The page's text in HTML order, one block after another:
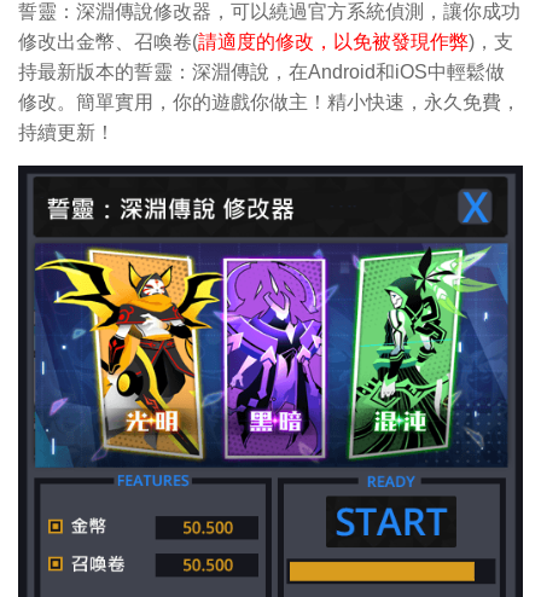
誓靈：深淵傳說修改器，可以繞過官方系統偵測，讓你成功
修改出金幣、召喚卷(請適度的修改，以免被發現作弊)，支
持最新版本的誓靈：深淵傳說，在Android和iOS中輕鬆做
修改。簡單實用，你的遊戲你做主！精小快速，永久免費，
持續更新！